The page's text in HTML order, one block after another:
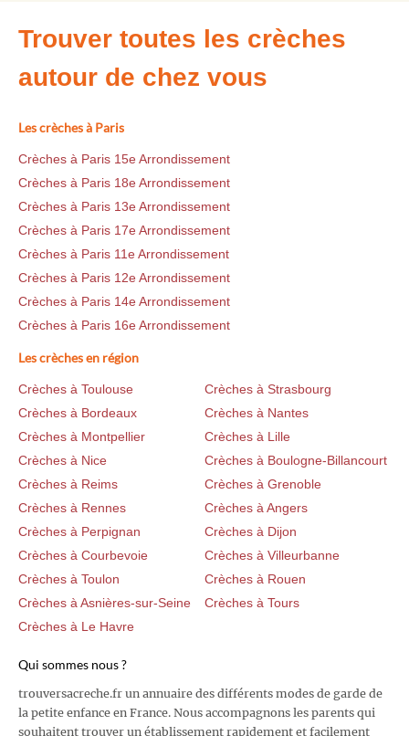
Trouver toutes les crèches
autour de chez vous
Les crèches à Paris
Crèches à Paris 15e Arrondissement
Crèches à Paris 18e Arrondissement
Crèches à Paris 13e Arrondissement
Crèches à Paris 17e Arrondissement
Crèches à Paris 11e Arrondissement
Crèches à Paris 12e Arrondissement
Crèches à Paris 14e Arrondissement
Crèches à Paris 16e Arrondissement
Les crèches en région
Crèches à Toulouse
Crèches à Strasbourg
Crèches à Bordeaux
Crèches à Nantes
Crèches à Montpellier
Crèches à Lille
Crèches à Nice
Crèches à Boulogne-Billancourt
Crèches à Reims
Crèches à Grenoble
Crèches à Rennes
Crèches à Angers
Crèches à Perpignan
Crèches à Dijon
Crèches à Courbevoie
Crèches à Villeurbanne
Crèches à Toulon
Crèches à Rouen
Crèches à Asnières-sur-Seine
Crèches à Tours
Crèches à Le Havre
Qui sommes nous ?
trouversacreche.fr un annuaire des différents modes de garde de
la petite enfance en France. Nous accompagnons les parents qui
souhaitent trouver un établissement rapidement et facilement